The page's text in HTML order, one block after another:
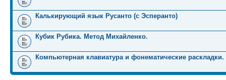
Калькирующий язык Русанто (с Эсперанто)
Кубик Рубика. Метод Михайленко.
Компьютерная клавиатура и фонематические раскладки.